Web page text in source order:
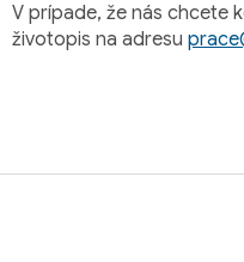
V prípade, že nás chcete
životopis na adresu